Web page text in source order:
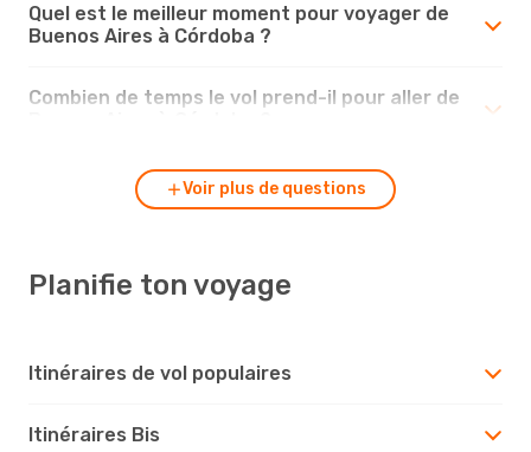
Quel est le meilleur moment pour voyager de
Buenos Aires à Córdoba ?
Combien de temps le vol prend-il pour aller de
Voir plus de questions
Planifie ton voyage
Itinéraires de vol populaires
Itinéraires Bis